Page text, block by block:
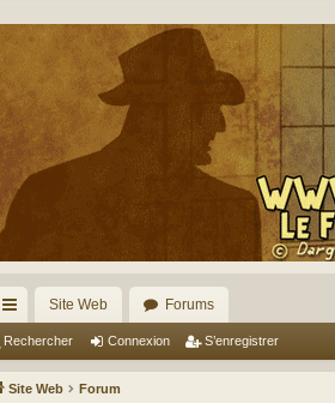
cc
ès
Site Web Forums
Rechercher Connexion S’enregistrer
Site Web Forum